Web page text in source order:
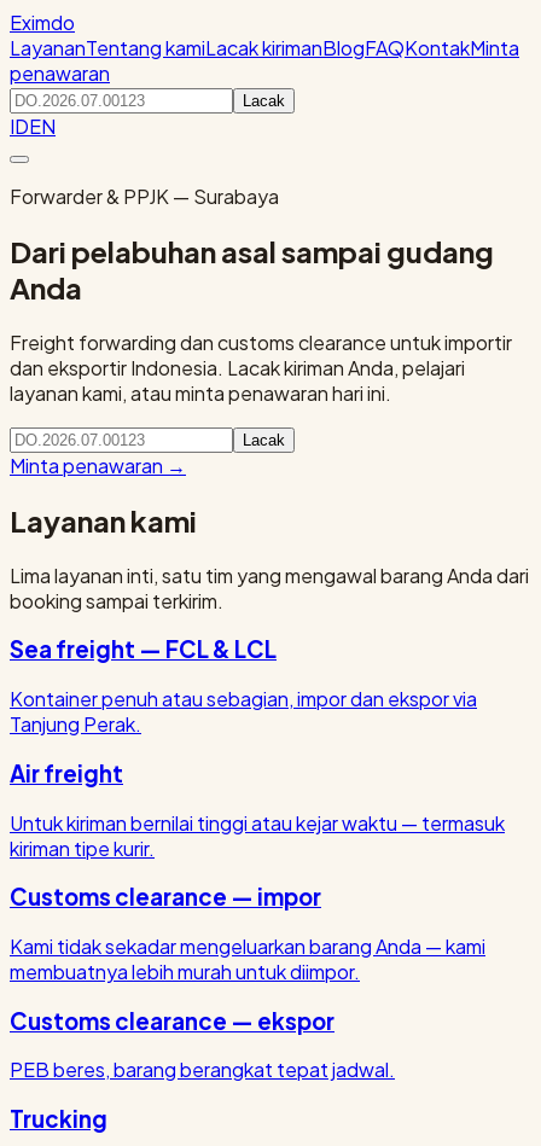
Eximdo
LayananTentang kamiLacak kirimanBlogFAQKontakMinta
penawaran
Lacak
IDEN
Forwarder & PPJK — Surabaya
Dari pelabuhan asal sampai gudang
Anda
Freight forwarding dan customs clearance untuk importir
dan eksportir Indonesia. Lacak kiriman Anda, pelajari
layanan kami, atau minta penawaran hari ini.
Lacak
Minta penawaran →
Layanan kami
Lima layanan inti, satu tim yang mengawal barang Anda dari
booking sampai terkirim.
Sea freight — FCL & LCL
Kontainer penuh atau sebagian, impor dan ekspor via
Tanjung Perak.
Air freight
Untuk kiriman bernilai tinggi atau kejar waktu — termasuk
kiriman tipe kurir.
Customs clearance — impor
Kami tidak sekadar mengeluarkan barang Anda — kami
membuatnya lebih murah untuk diimpor.
Customs clearance — ekspor
PEB beres, barang berangkat tepat jadwal.
Trucking